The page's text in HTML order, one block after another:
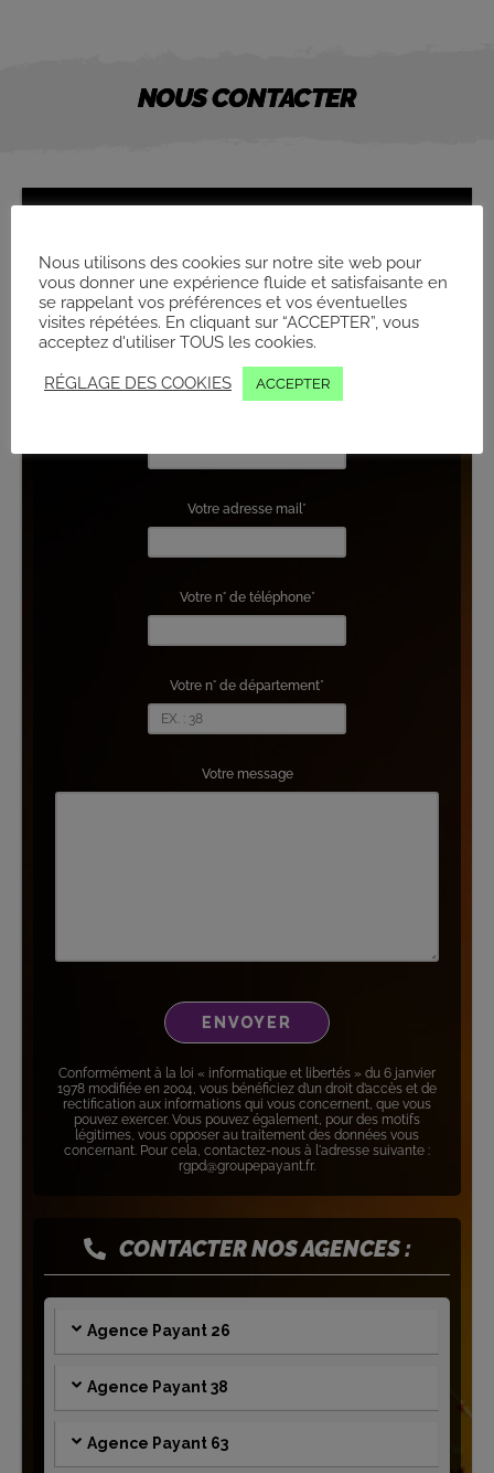
NOUS CONTACTER
Vous avez besoin d'un renseignement ou vous souhaitez
prendre un rendez-vous ?
Laissez-nous vos coordonnées et notre équipe vous
*Champs Obligatoires
Votre adresse mail*
Votre n° de téléphone*
Votre n° de département*
Votre message
Conformément à la loi « informatique et libertés » du 6 janvier
1978 modifiée en 2004, vous bénéficiez d’un droit d’accès et de
rectification aux informations qui vous concernent, que vous
pouvez exercer. Vous pouvez également, pour des motifs
légitimes, vous opposer au traitement des données vous
concernant. Pour cela, contactez-nous à l'adresse suivante :
rgpd@groupepayant.fr.
CONTACTER NOS AGENCES :
Agence Payant 26
Agence Payant 38
Agence Payant 63
Nous utilisons des cookies sur notre site web pour
vous donner une expérience fluide et satisfaisante en
se rappelant vos préférences et vos éventuelles
visites répétées. En cliquant sur “ACCEPTER”, vous
acceptez d'utiliser TOUS les cookies.
RÉGLAGE DES COOKIES ACCEPTER